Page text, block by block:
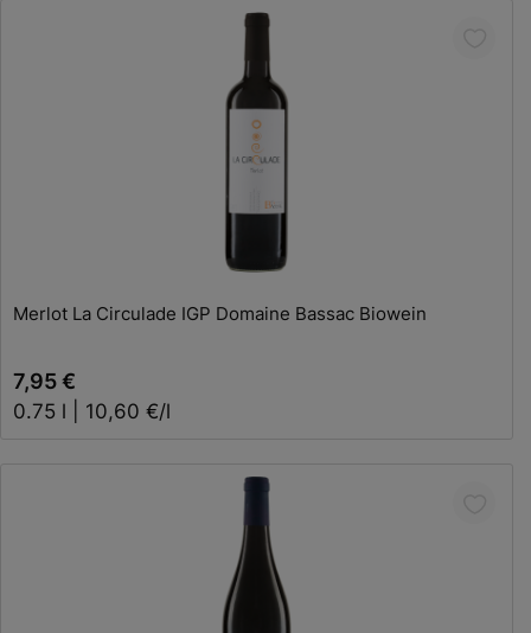
Merlot La Circulade IGP Domaine Bassac Biowein
7,95 €
0.75 l | 10,60 €/l